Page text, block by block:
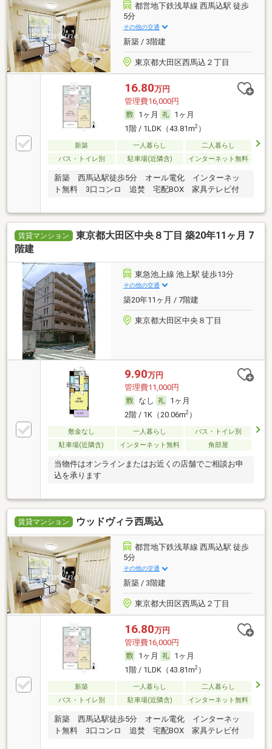
都営地下鉄浅草線 西馬込駅 徒歩
5分
その他の交通
新築 / 3階建
東京都大田区西馬込２丁目
16.80万円
管理費16,000円
1ヶ月
1ヶ月
1階 / 1LDK（43.81m2）
新築 一人暮らし
二人暮らし
バス・トイレ別
駐車場(近隣含) インターネット無料
新築 西馬込駅徒歩5分 オール電化 インターネッ
ト無料 3口コンロ 追焚 宅配BOX 家具テレビ付
賃貸マンション
東京都大田区中央８丁目 築20年11ヶ月 7
階建
東急池上線 池上駅 徒歩13分
その他の交通
築20年11ヶ月 / 7階建
東京都大田区中央８丁目
9.90万円
管理費11,000円
なし
1ヶ月
2階 / 1K（20.06m2）
敷金なし 一人暮らし
バス・トイレ別
駐車場(近隣含)
インターネット無料 角部屋
当物件はオンラインまたはお近くの店舗でご相談お申
込を承ります
賃貸マンション ウッドヴィラ西馬込
都営地下鉄浅草線 西馬込駅 徒歩
5分
その他の交通
新築 / 3階建
東京都大田区西馬込２丁目
16.80万円
管理費16,000円
1ヶ月
1ヶ月
1階 / 1LDK（43.81m2）
新築 一人暮らし
二人暮らし
バス・トイレ別
駐車場(近隣含) インターネット無料
新築 西馬込駅徒歩5分 オール電化 インターネッ
ト無料 3口コンロ 追焚 宅配BOX 家具テレビ付